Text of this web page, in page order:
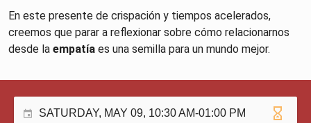
En este presente de crispación y tiempos acelerados,
creemos que parar a reflexionar sobre cómo relacionarnos
desde la empatía es una semilla para un mundo mejor.
SATURDAY, MAY 09, 10:30 AM-01:00 PM